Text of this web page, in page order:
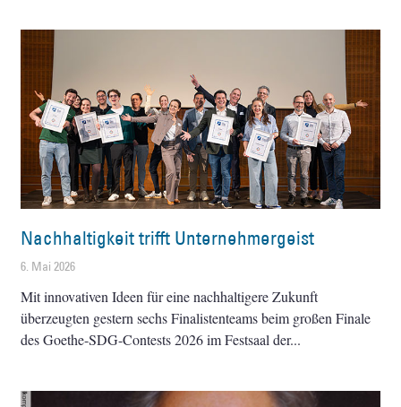
Nachhaltigkeit trifft Unternehmergeist
6. Mai 2026
Mit innovativen Ideen für eine nachhaltigere Zukunft
überzeugten gestern sechs Finalistenteams beim großen Finale
des Goethe-SDG-Contests 2026 im Festsaal der